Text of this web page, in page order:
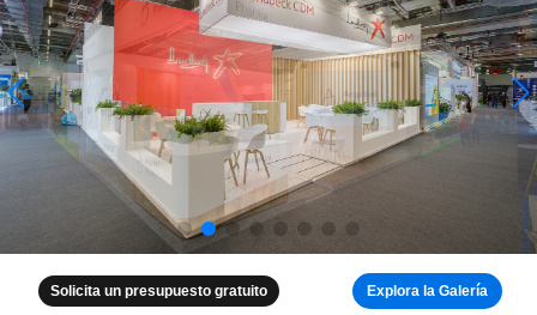
Solicita un presupuesto gratuito Explora la Galería